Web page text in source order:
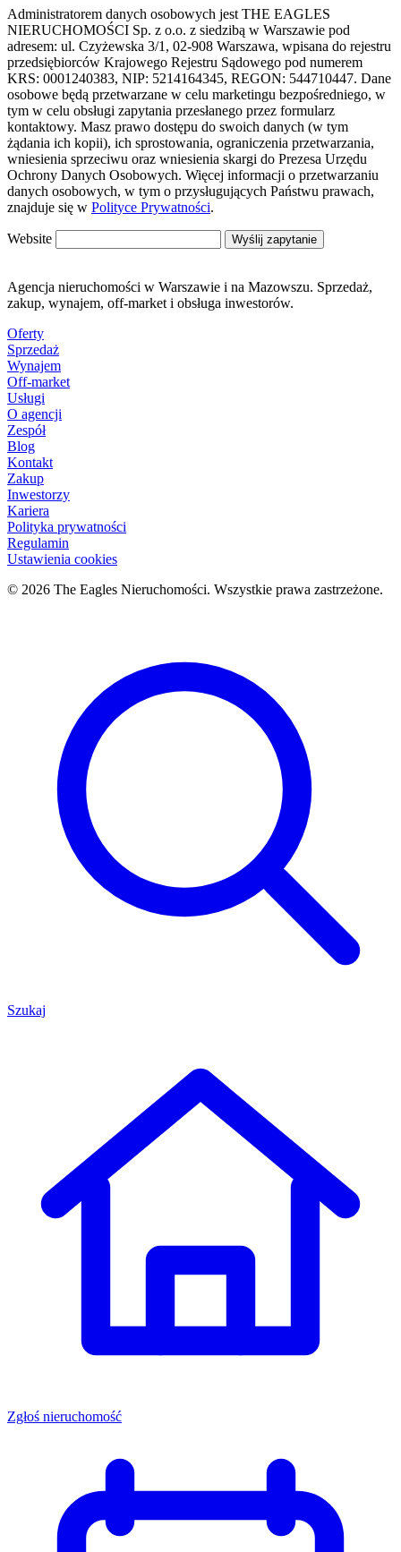
Administratorem danych osobowych jest THE EAGLES
NIERUCHOMOŚCI Sp. z o.o. z siedzibą w Warszawie pod
adresem: ul. Czyżewska 3/1, 02-908 Warszawa, wpisana do rejestru
przedsiębiorców Krajowego Rejestru Sądowego pod numerem
KRS: 0001240383, NIP: 5214164345, REGON: 544710447. Dane
osobowe będą przetwarzane w celu marketingu bezpośredniego, w
tym w celu obsługi zapytania przesłanego przez formularz
kontaktowy. Masz prawo dostępu do swoich danych (w tym
żądania ich kopii), ich sprostowania, ograniczenia przetwarzania,
wniesienia sprzeciwu oraz wniesienia skargi do Prezesa Urzędu
Ochrony Danych Osobowych. Więcej informacji o przetwarzaniu
danych osobowych, w tym o przysługujących Państwu prawach,
znajduje się w Polityce Prywatności.
Website Wyślij zapytanie
Agencja nieruchomości w Warszawie i na Mazowszu. Sprzedaż,
zakup, wynajem, off-market i obsługa inwestorów.
Oferty
Sprzedaż
Wynajem
Off-market
Usługi
O agencji
Zespół
Blog
Kontakt
Zakup
Inwestorzy
Kariera
Polityka prywatności
Regulamin
Ustawienia cookies
© 2026 The Eagles Nieruchomości. Wszystkie prawa zastrzeżone.
Szukaj
Zgłoś nieruchomość